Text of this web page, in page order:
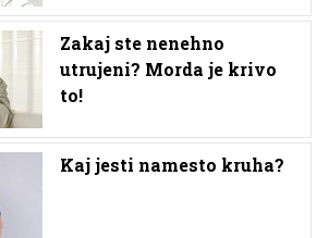
Zakaj ste nenehno
utrujeni? Morda je krivo
to!
Kaj jesti namesto kruha?